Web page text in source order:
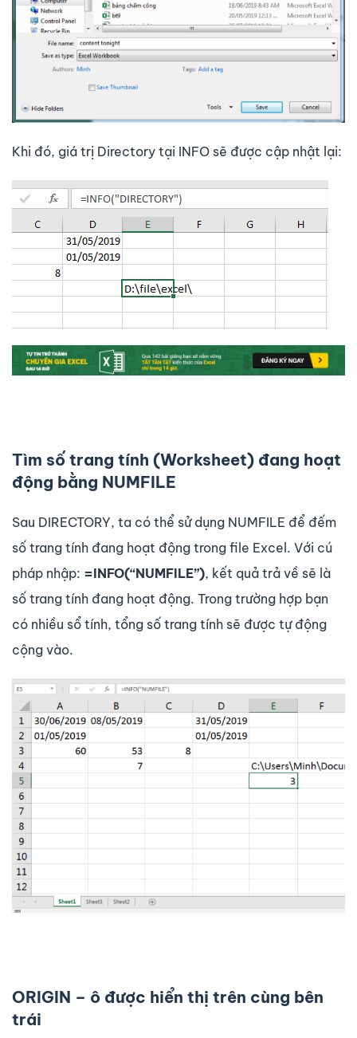
Khi đó, giá trị Directory tại INFO sẽ được cập nhật lại:
Tìm số trang tính (Worksheet) đang hoạt
động bằng NUMFILE
Sau DIRECTORY, ta có thể sử dụng NUMFILE để đếm
số trang tính đang hoạt động trong file Excel. Với cú
pháp nhập: =INFO(“NUMFILE”), kết quả trả về sẽ là
số trang tính đang hoạt động. Trong trường hợp bạn
có nhiều sổ tính, tổng số trang tính sẽ được tự động
cộng vào.
ORIGIN – ô được hiển thị trên cùng bên
trái